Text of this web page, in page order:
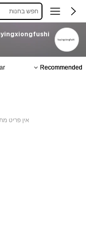
חפש בחנות
Recommended
אין פריט